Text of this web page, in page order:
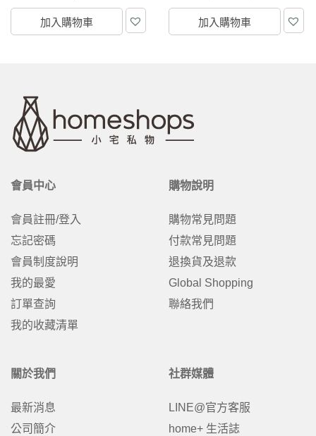
加入購物車 加入購物車
會員中心
會員註冊/登入
忘記密碼
會員制度說明
我的最愛
訂單查詢
我的收藏清單
購物說明
購物常見問題
付款常見問題
退換貨及退款
Global Shopping
聯絡我們
關於我們
最新消息
公司簡介
社群媒體
LINE@官方客服
home+ 生活誌